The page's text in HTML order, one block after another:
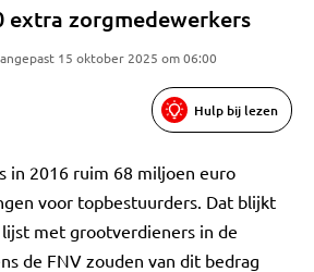
extra zorgmedewerkers
15 oktober 2025 om 06:00
Hulp bij lezen
in 2016 ruim 68 miljoen euro
voor topbestuurders. Dat blijkt
met grootverdieners in de
de FNV zouden van dit bedrag